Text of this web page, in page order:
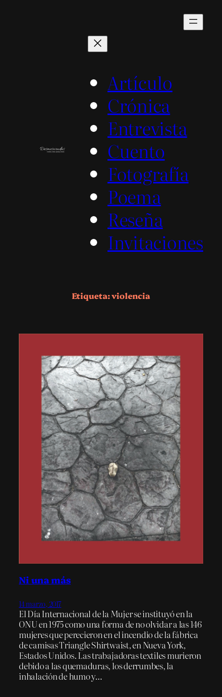
Artículo
Crónica
Entrevista
Cuento
Fotografía
Poema
Reseña
Invitaciones
Etiqueta:violencia
Ni una más
14 marzo, 2017
El Día Internacional de la Mujer se instituyó en la
ONU en 1975 como una forma de no olvidar a las 146
mujeres que perecieron en el incendio de la fábrica
de camisas Triangle Shirtwaist, en Nueva York,
Estados Unidos. Las trabajadoras textiles murieron
debido a las quemaduras, los derrumbes, la
inhalación de humo y…